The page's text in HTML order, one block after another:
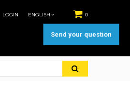
0
LOGIN ENGLISH
Send your question